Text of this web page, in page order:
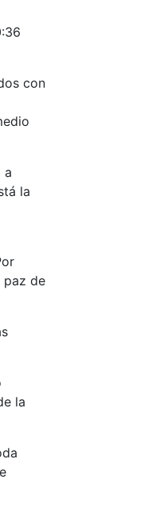
con
a
la
paz de
la